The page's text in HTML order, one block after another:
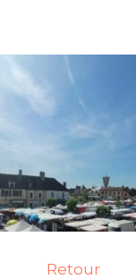
Retour